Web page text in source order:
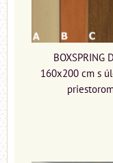
BOXSPRING
160x200 cm s